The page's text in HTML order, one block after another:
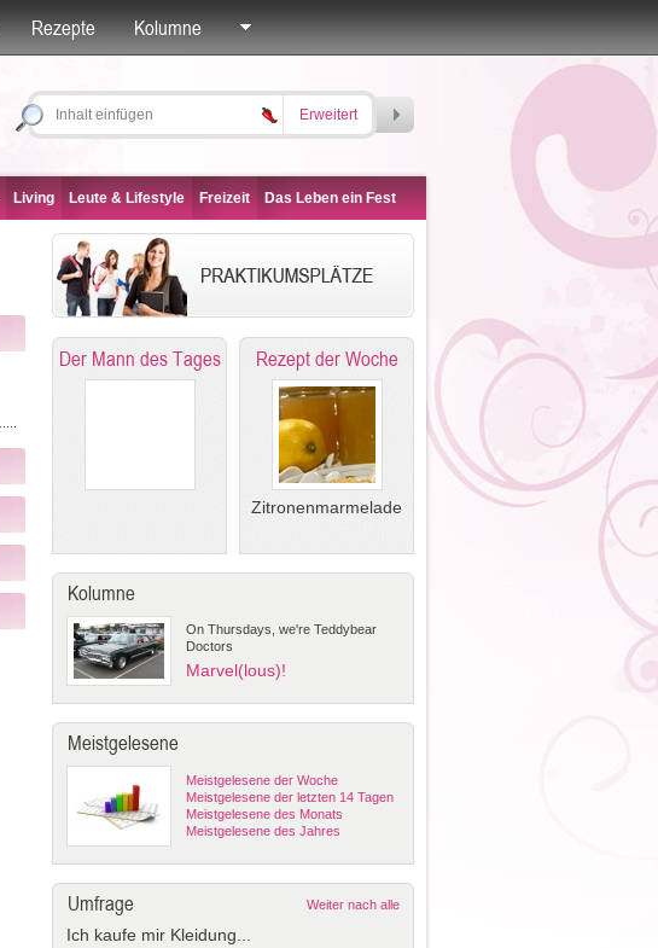
Rezepte Kolumne
Erweitert
Living Leute & Lifestyle Freizeit Das Leben ein Fest
Der Mann des Tages Rezept der Woche
Zitronenmarmelade
Kolumne
On Thursdays, we're Teddybear
Doctors
Marvel(lous)!
Meistgelesene
Meistgelesene der Woche
Meistgelesene der letzten 14 Tagen
Meistgelesene des Monats
Meistgelesene des Jahres
Umfrage Weiter nach alle
Ich kaufe mir Kleidung...